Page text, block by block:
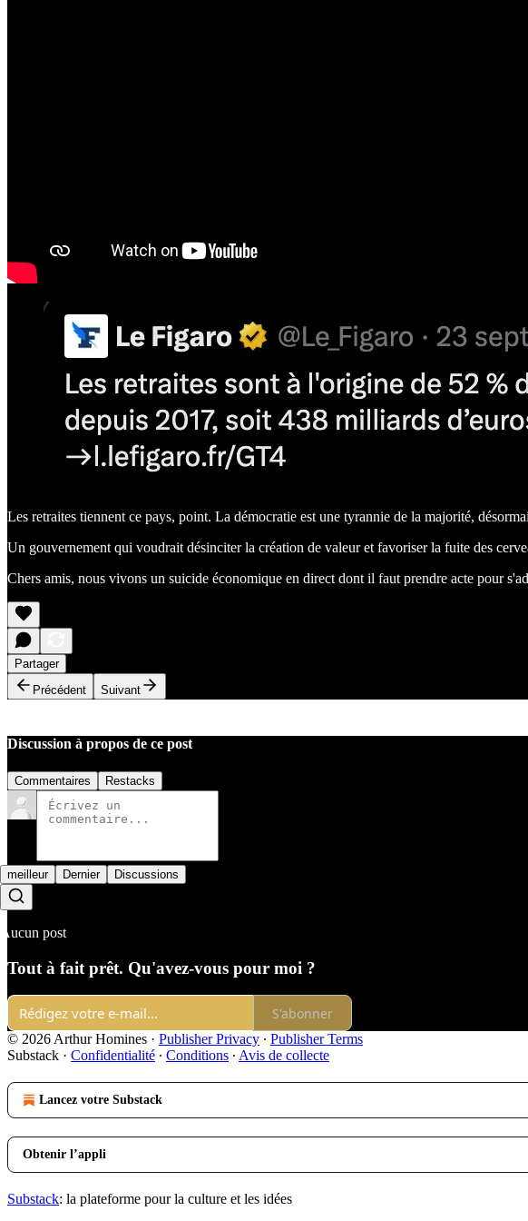
Les retraites tiennent ce pays, point. La démocratie est une tyrannie de la majorité,
Un gouvernement qui voudrait désinciter la création de valeur et favoriser la fuite des
Chers amis, nous vivons un suicide économique en direct dont il faut prendre acte pour
Partager
Précédent
Suivant
Discussion à propos de ce post
Commentaires Restacks
meilleur Dernier Discussions
Aucun post
Tout à fait prêt. Qu'avez-vous pour moi ?
S'abonner
© 2026 Arthur Homines · Publisher Privacy ∙ Publisher Terms
Substack · Confidentialité ∙ Conditions ∙ Avis de collecte
Lancez votre Substack
Obtenir l’appli
Substack: la plateforme pour la culture et les idées